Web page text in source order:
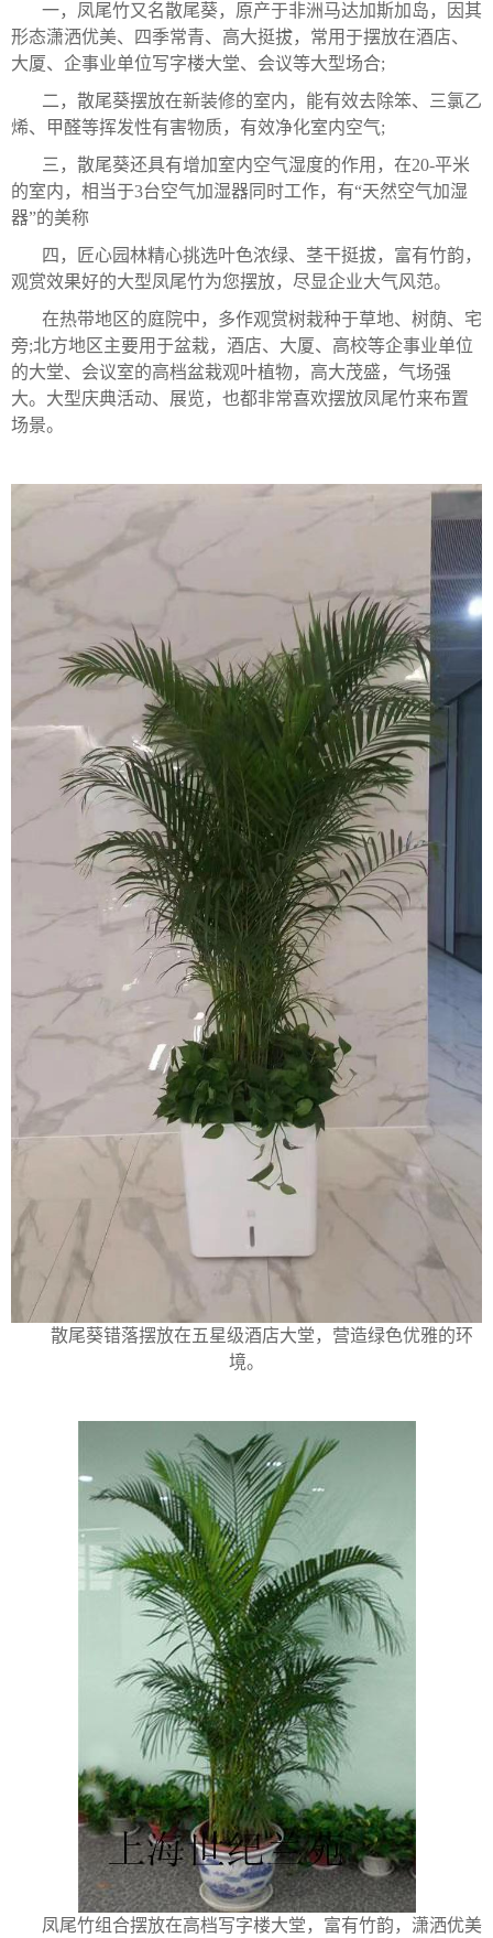
一，凤尾竹又名散尾葵，原产于非洲马达加斯加岛，因其
形态潇洒优美、四季常青、高大挺拔，常用于摆放在酒店、
大厦、企事业单位写字楼大堂、会议等大型场合;
二，散尾葵摆放在新装修的室内，能有效去除笨、三氯乙
烯、甲醛等挥发性有害物质，有效净化室内空气;
三，散尾葵还具有增加室内空气湿度的作用，在20-平米
的室内，相当于3台空气加湿器同时工作，有“天然空气加湿
器”的美称
四，匠心园林精心挑选叶色浓绿、茎干挺拔，富有竹韵，
观赏效果好的大型凤尾竹为您摆放，尽显企业大气风范。
在热带地区的庭院中，多作观赏树栽种于草地、树荫、宅
旁;北方地区主要用于盆栽，酒店、大厦、高校等企事业单位
的大堂、会议室的高档盆栽观叶植物，高大茂盛，气场强
大。大型庆典活动、展览，也都非常喜欢摆放凤尾竹来布置
场景。
散尾葵错落摆放在五星级酒店大堂，营造绿色优雅的环
境。
凤尾竹组合摆放在高档写字楼大堂，富有竹韵，潇洒优美